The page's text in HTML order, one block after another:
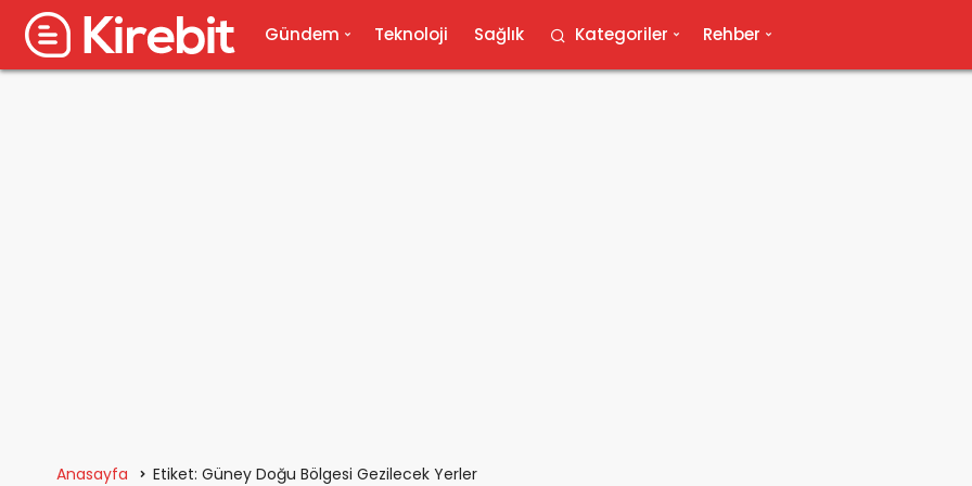
Gündem Teknoloji Sağlık Kategoriler Rehber
Anasayfa Etiket: Güney Doğu Bölgesi Gezilecek Yerler